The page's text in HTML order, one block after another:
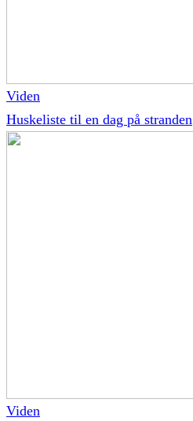
Viden
Huskeliste til en dag på stranden
Viden